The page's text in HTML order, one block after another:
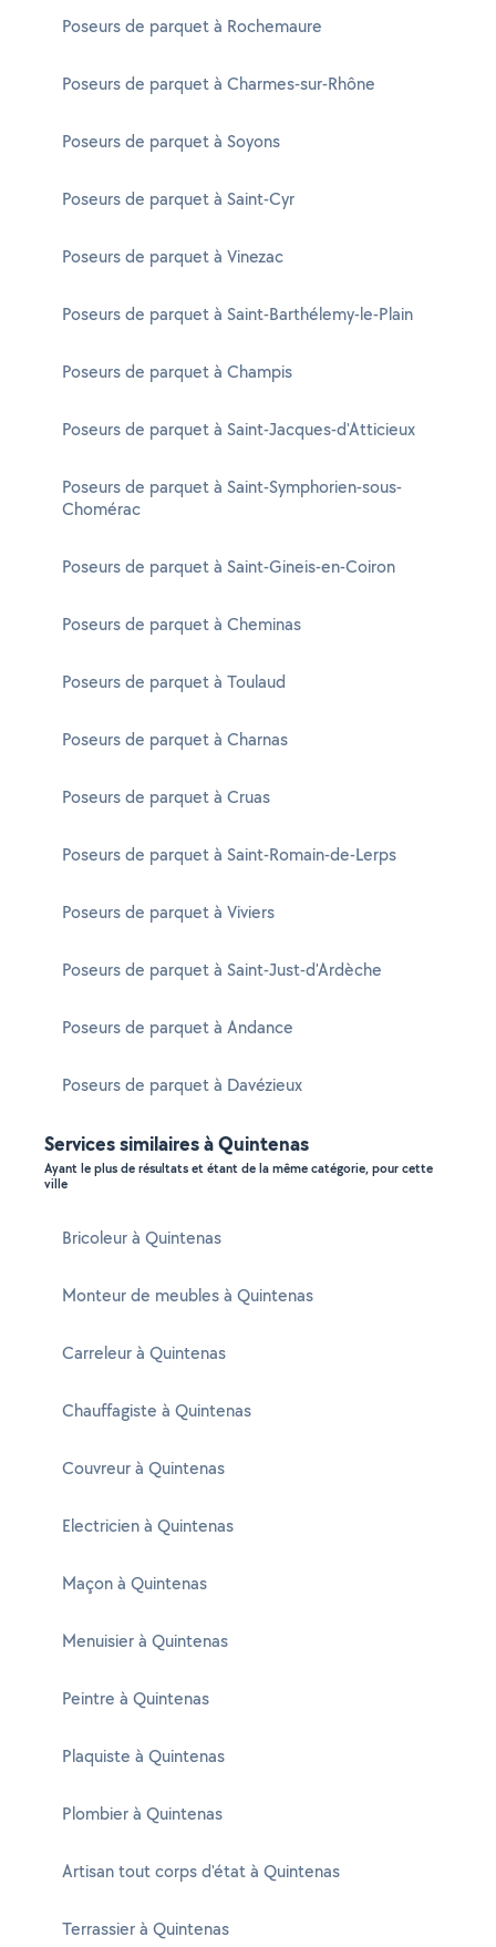
Poseurs de parquet à Rochemaure
Poseurs de parquet à Charmes-sur-Rhône
Poseurs de parquet à Soyons
Poseurs de parquet à Saint-Cyr
Poseurs de parquet à Vinezac
Poseurs de parquet à Saint-Barthélemy-le-Plain
Poseurs de parquet à Champis
Poseurs de parquet à Saint-Jacques-d'Atticieux
Poseurs de parquet à Saint-Symphorien-sous-
Chomérac
Poseurs de parquet à Saint-Gineis-en-Coiron
Poseurs de parquet à Cheminas
Poseurs de parquet à Toulaud
Poseurs de parquet à Charnas
Poseurs de parquet à Cruas
Poseurs de parquet à Saint-Romain-de-Lerps
Poseurs de parquet à Viviers
Poseurs de parquet à Saint-Just-d'Ardèche
Poseurs de parquet à Andance
Poseurs de parquet à Davézieux
Services similaires à Quintenas
Ayant le plus de résultats et étant de la même catégorie, pour cette
ville
Bricoleur à Quintenas
Monteur de meubles à Quintenas
Carreleur à Quintenas
Chauffagiste à Quintenas
Couvreur à Quintenas
Electricien à Quintenas
Maçon à Quintenas
Menuisier à Quintenas
Peintre à Quintenas
Plaquiste à Quintenas
Plombier à Quintenas
Artisan tout corps d'état à Quintenas
Terrassier à Quintenas